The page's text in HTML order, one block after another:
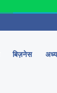
बिज़नेस